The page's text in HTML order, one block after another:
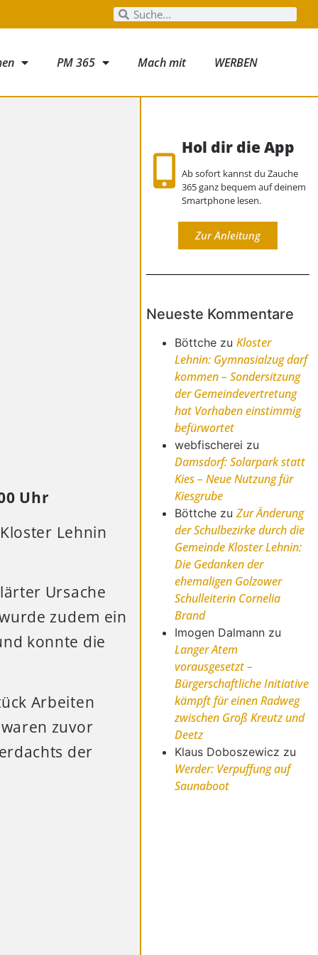
PM 365 Mach mit WERBEN
Uhr
Lehnin
Ursache
zudem ein
konnte die
Arbeiten
zuvor
der
Hol dir die App
Ab sofort kannst du Zauche
365 ganz bequem auf deinem
Smartphone lesen.
Zur Anleitung
Neueste Kommentare
Böttche zuKloster
Lehnin: Gymnasialzug darf
kommen – Sondersitzung
der Gemeindevertretung
hat Vorhaben einstimmig
befürwortet
webfischerei zu
Damsdorf: Solarpark statt
Kies – Neue Nutzung für
Kiesgrube
Böttche zuZur Änderung
der Schulbezirke durch die
Gemeinde Kloster Lehnin:
Die Gedanken der
ehemaligen Golzower
Schulleiterin Cornelia
Brand
Imogen Dalmann zu
Langer Atem
vorausgesetzt –
Bürgerschaftliche Initiative
kämpft für einen Radweg
zwischen Groß Kreutz und
Deetz
Klaus Doboszewicz zu
Werder: Verpuffung auf
Saunaboot